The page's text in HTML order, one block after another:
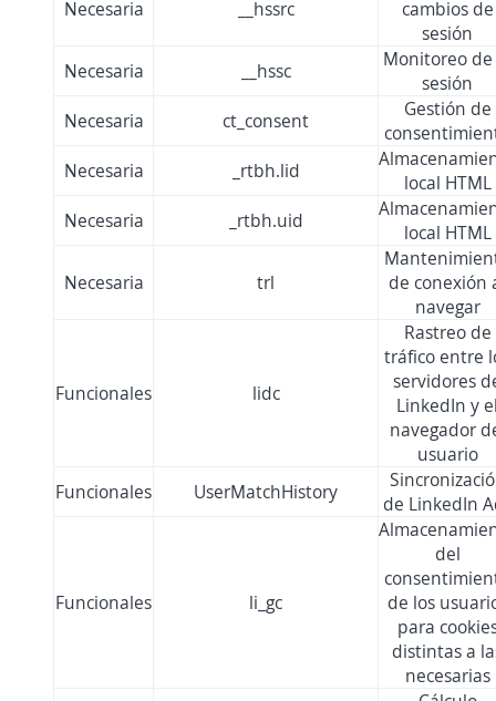
Necesaria __hssrc
cambios de
sesión
Necesaria
__hssc
Monitoreo
sesión
Necesaria
ct_consent
Gestión de
Necesaria
_rtbh.lid
local HTML
Necesaria
_rtbh.uid
local HTML
Necesaria trl
de conexión
navegar
Funcionales lidc
Rastreo de
tráfico entre
servidores
LinkedIn y
navegador
usuario
Funcionales
UserMatchHistory
de LinkedIn
Funcionales li_gc
del
de los
para
distintas a
necesarias